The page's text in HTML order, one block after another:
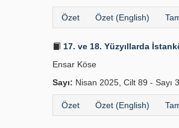
Özet Özet (English)
17. ve 18. Yüzyıllarda
Ensar Köse
Sayı: Nisan 2025, Cilt 89 - Sayı
Özet Özet (English)